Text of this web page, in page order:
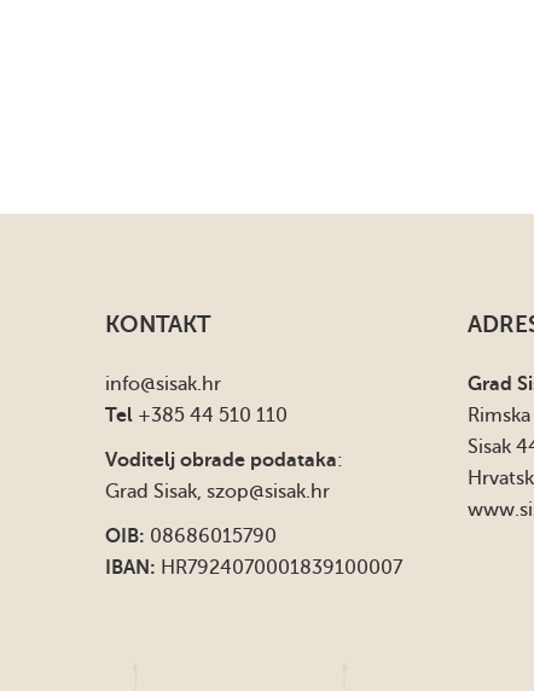
KONTAKT
info@sisak.hr
Tel +385 44 510 110
Voditelj obrade podataka:
Grad Sisak, szop@sisak.hr
OIB: 08686015790
IBAN: HR7924070001839100007
Grad
Sisak